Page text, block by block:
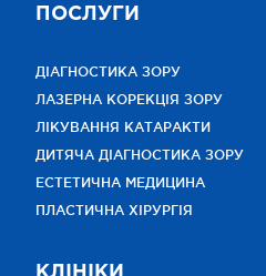
ПОСЛУГИ
ДІАГНОСТИКА ЗОРУ
ЛАЗЕРНА КОРЕКЦІЯ ЗОРУ
ЛІКУВАННЯ КАТАРАКТИ
ДИТЯЧА ДІАГНОСТИКА ЗОРУ
ЕСТЕТИЧНА МЕДИЦИНА
ПЛАСТИЧНА ХІРУРГІЯ
КЛІНІКИ